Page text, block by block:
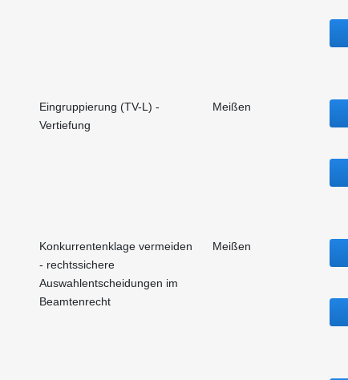
Eingruppierung (TV-L) -
Vertiefung
Meißen
Konkurrentenklage vermeiden
- rechtssichere
Auswahlentscheidungen im
Beamtenrecht
Meißen